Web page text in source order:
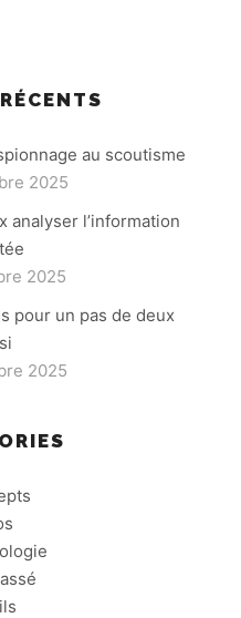
au scoutisme
2025
analyser l’information
2025
pour un pas de deux
2025